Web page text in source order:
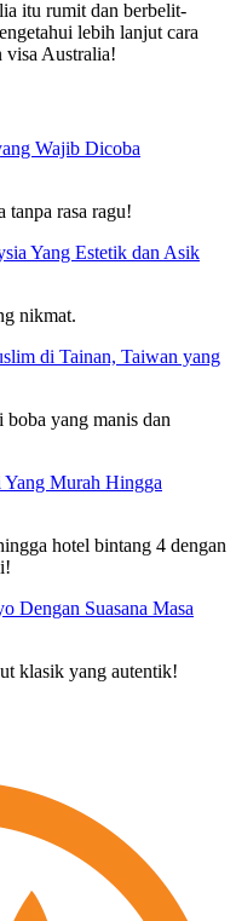
itu rumit dan berbelit-
lebih lanjut cara
visa Australia!
Wajib Dicoba
tanpa rasa ragu!
Yang Estetik dan Asik
nikmat.
di Tainan, Taiwan yang
yang manis dan
Murah Hingga
hotel bintang 4 dengan
Dengan Suasana Masa
klasik yang autentik!